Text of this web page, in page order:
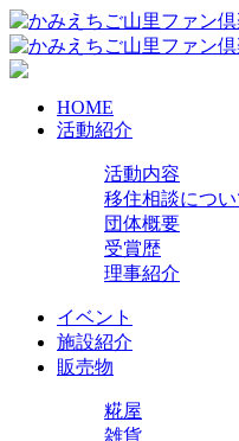
HOME
活動紹介
活動内容
移住相談につい
団体概要
受賞歴
理事紹介
イベント
施設紹介
販売物
糀屋
雑貨